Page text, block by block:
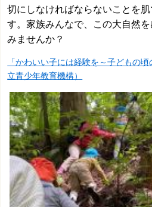
切にしなければならないことを
す。家族みんなで、この大自然
みませんか？
「かわいい子には経験を～子どもの
立青少年教育機構）